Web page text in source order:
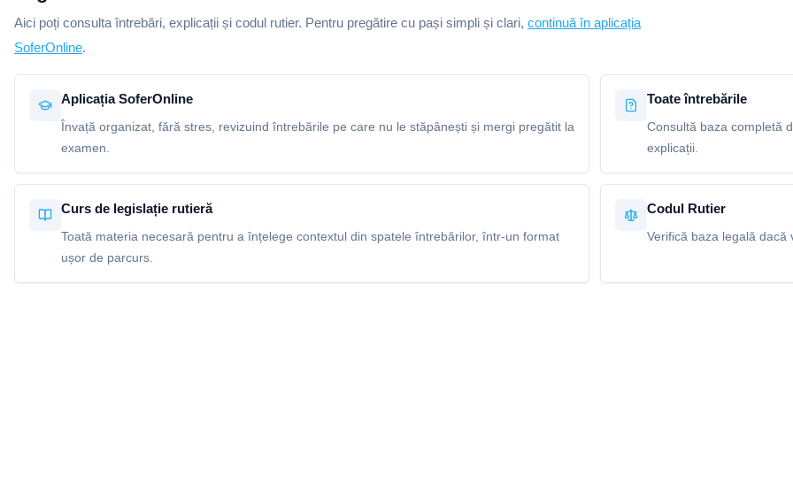
Aici poți consulta întrebări, explicații și codul rutier. Pentru pregătire cu pași simpli și clari, continuă în aplicația
SoferOnline.
Aplicația SoferOnline
Învață organizat, fără stres, revizuind întrebările pe care nu le stăpânești și mergi pregătit la
examen.
Toate întrebările
Consultă baza completă
explicații.
Curs de legislație rutieră
Toată materia necesară pentru a înțelege contextul din spatele întrebărilor, într-un format
ușor de parcurs.
Codul Rutier
Verifică baza legală dacă